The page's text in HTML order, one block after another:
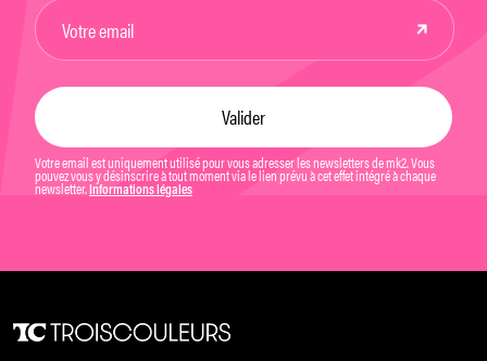
Votre email est uniquement utilisé pour vous adresser les newsletters de mk2. Vous
pouvez vous y désinscrire à tout moment via le lien prévu à cet effet intégré à chaque
newsletter. Informations légales